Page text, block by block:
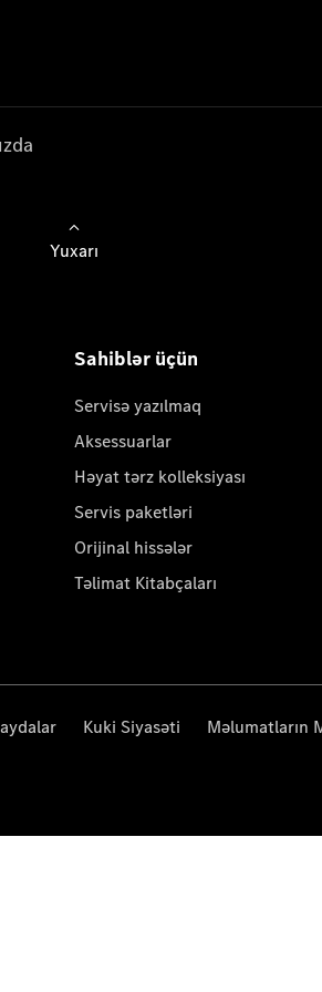
Yuxarı
Sahiblər üçün
Servisə yazılmaq
Aksessuarlar
Həyat tərz kolleksiyası
Servis paketləri
Orijinal hissələr
Təlimat Kitabçaları
Kuki Siyasəti Məlumatların